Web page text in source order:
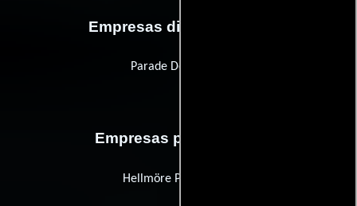
Empresas distribuidoras
Parade Deck Films
Empresas productoras
Hellmöre Productions